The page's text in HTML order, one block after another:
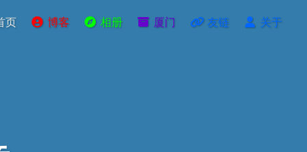
页 博客 相册 厦门 友链 关于